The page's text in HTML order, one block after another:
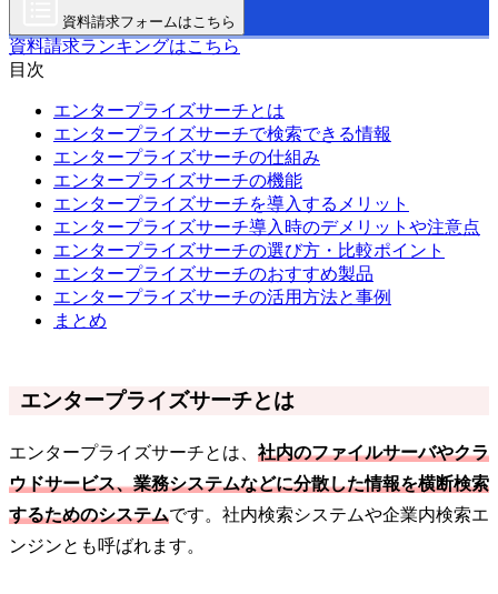
資料請求フォームはこちら
資料請求ランキングはこちら
目次
エンタープライズサーチとは
エンタープライズサーチで検索できる情報
エンタープライズサーチの仕組み
エンタープライズサーチの機能
エンタープライズサーチを導入するメリット
エンタープライズサーチ導入時のデメリットや注意点
エンタープライズサーチの選び方・比較ポイント
エンタープライズサーチのおすすめ製品
エンタープライズサーチの活用方法と事例
まとめ
エンタープライズサーチとは
エンタープライズサーチとは、 社内のファイルサーバやクラ
ウドサービス、業務システムなどに分散した情報を横断検索
するためのシステムです。社内検索システムや企業内検索エ
ンジンとも呼ばれます。